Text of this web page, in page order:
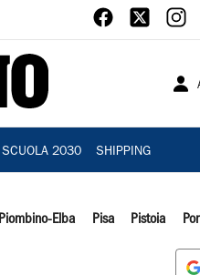
SCUOLA 2030 SHIPPING
Piombino-Elba Pisa Pistoia